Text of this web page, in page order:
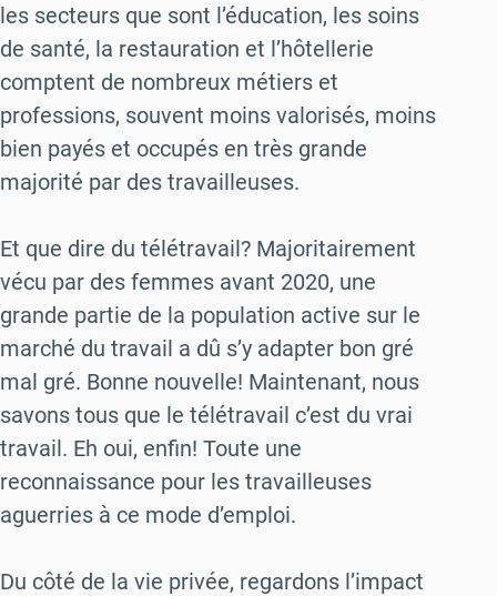
les secteurs que sont l’éducation, les soins
de santé, la restauration et l’hôtellerie
comptent de nombreux métiers et
professions, souvent moins valorisés, moins
bien payés et occupés en très grande
majorité par des travailleuses.
Et que dire du télétravail? Majoritairement
vécu par des femmes avant 2020, une
grande partie de la population active sur le
marché du travail a dû s’y adapter bon gré
mal gré. Bonne nouvelle! Maintenant, nous
savons tous que le télétravail c’est du vrai
travail. Eh oui, enfin! Toute une
reconnaissance pour les travailleuses
aguerries à ce mode d’emploi.
Du côté de la vie privée, regardons l’impact